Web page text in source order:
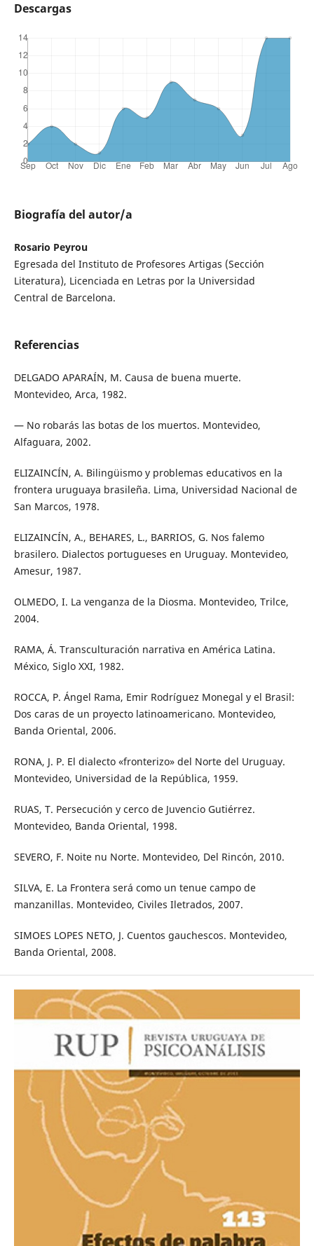
Descargas
Biografía del autor/a
Rosario Peyrou
Egresada del Instituto de Profesores Artigas (Sección
Literatura), Licenciada en Letras por la Universidad
Central de Barcelona.
Referencias
DELGADO APARAÍN, M. Causa de buena muerte.
Montevideo, Arca, 1982.
— No robarás las botas de los muertos. Montevideo,
Alfaguara, 2002.
ELIZAINCÍN, A. Bilingüismo y problemas educativos en la
frontera uruguaya brasileña. Lima, Universidad Nacional de
San Marcos, 1978.
ELIZAINCÍN, A., BEHARES, L., BARRIOS, G. Nos falemo
brasilero. Dialectos portugueses en Uruguay. Montevideo,
Amesur, 1987.
OLMEDO, I. La venganza de la Diosma. Montevideo, Trilce,
2004.
RAMA, Á. Transculturación narrativa en América Latina.
México, Siglo XXI, 1982.
ROCCA, P. Ángel Rama, Emir Rodríguez Monegal y el Brasil:
Dos caras de un proyecto latinoamericano. Montevideo,
Banda Oriental, 2006.
RONA, J. P. El dialecto «fronterizo» del Norte del Uruguay.
Montevideo, Universidad de la República, 1959.
RUAS, T. Persecución y cerco de Juvencio Gutiérrez.
Montevideo, Banda Oriental, 1998.
SEVERO, F. Noite nu Norte. Montevideo, Del Rincón, 2010.
SILVA, E. La Frontera será como un tenue campo de
manzanillas. Montevideo, Civiles Iletrados, 2007.
SIMOES LOPES NETO, J. Cuentos gauchescos. Montevideo,
Banda Oriental, 2008.